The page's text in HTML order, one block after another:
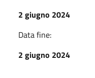
2 giugno 2024
Data fine:
2 giugno 2024